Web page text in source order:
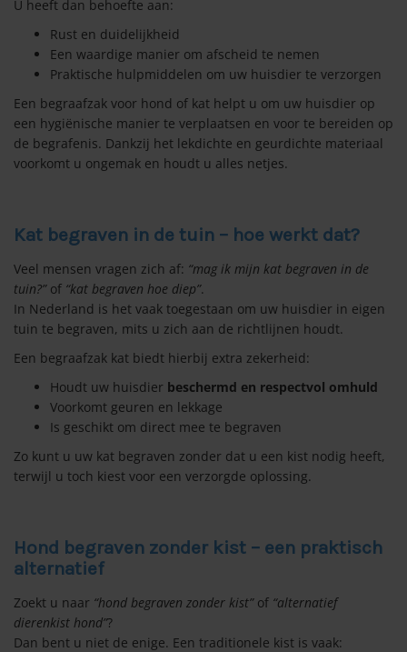
U heeft dan behoefte aan:
Rust en duidelijkheid
Een waardige manier om afscheid te nemen
Praktische hulpmiddelen om uw huisdier te verzorgen
Een begraafzak voor hond of kat helpt u om uw huisdier op
een hygiënische manier te verplaatsen en voor te bereiden op
de begrafenis. Dankzij het lekdichte en geurdichte materiaal
voorkomt u ongemak en houdt u alles netjes.
Kat begraven in de tuin – hoe werkt dat?
Veel mensen vragen zich af: “mag ik mijn kat begraven in de
tuin?”of “kat begraven hoe diep”.
In Nederland is het vaak toegestaan om uw huisdier in eigen
tuin te begraven, mits u zich aan de richtlijnen houdt.
Een begraafzak kat biedt hierbij extra zekerheid:
Houdt uw huisdier beschermd en respectvol omhuld
Voorkomt geuren en lekkage
Is geschikt om direct mee te begraven
Zo kunt u uw kat begraven zonder dat u een kist nodig heeft,
terwijl u toch kiest voor een verzorgde oplossing.
Hond begraven zonder kist – een praktisch
alternatief
Zoekt u naar “hond begraven zonder kist”of “alternatief
dierenkist hond”?
Dan bent u niet de enige. Een traditionele kist is vaak: